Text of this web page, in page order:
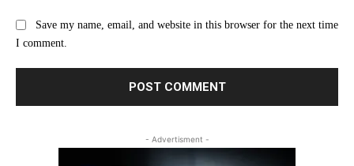
Save my name, email, and website in this browser for the next time
I comment.
- Advertisment -